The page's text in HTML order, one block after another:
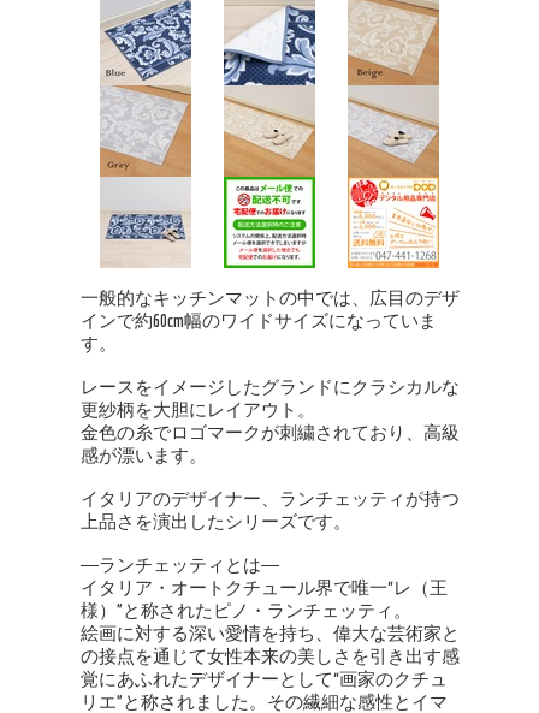
一般的なキッチンマットの中では、広目のデザ
インで約60cm幅のワイドサイズになっていま
す。
レースをイメージしたグランドにクラシカルな
更紗柄を大胆にレイアウト。
金色の糸でロゴマークが刺繍されており、高級
感が漂います。
イタリアのデザイナー、ランチェッティが持つ
上品さを演出したシリーズです。
―ランチェッティとは―
イタリア・オートクチュール界で唯一“レ（王
様）”と称されたピノ・ランチェッティ。
絵画に対する深い愛情を持ち、偉大な芸術家と
の接点を通じて女性本来の美しさを引き出す感
覚にあふれたデザイナーとして“画家のクチュ
リエ”と称されました。その繊細な感性とイマ